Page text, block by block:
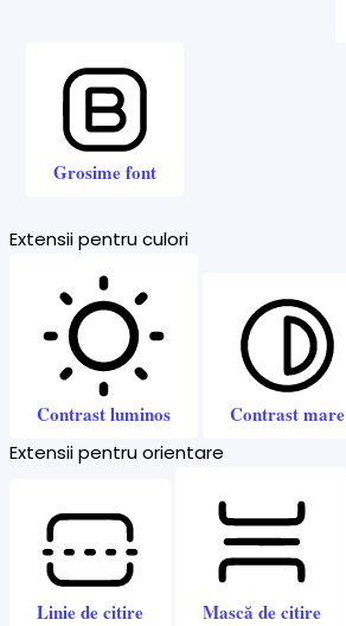
Grosime font
Extensii pentru culori
Contrast luminos Contrast mare
Extensii pentru orientare
Linie de citire Mască de citire